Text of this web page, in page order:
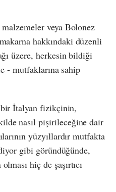
veya Bolonez
hakkındaki düzenli
üzere, herkesin bildiği
- mutfaklarına sahip
İtalyan fizikçinin,
nasıl pişirileceğine dair
yüzyıllardır mutfakta
gibi göründüğünde,
hiç de şaşırtıcı